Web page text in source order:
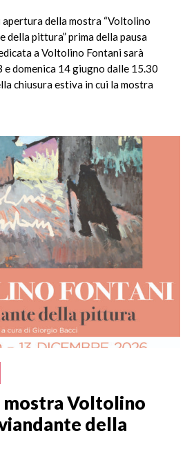
della mostra “Voltolino
della pittura” prima della pausa
a Voltolino Fontani sarà
domenica 14 giugno dalle 15.30
chiusura estiva in cui la mostra
mostra Voltolino
della